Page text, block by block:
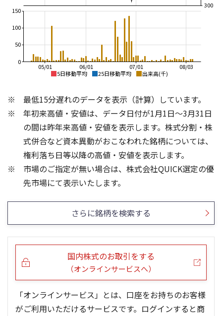
5日移動平均 25日移動平均 出来高(千)
08/03
07/01
06/01
05/01
300
0
50
100
150
13週移動平均 26週移動平均 出来高(千)
300
500
700
800
0
300
5ヶ月移動平均 25ヶ月移動平均 出来高(千)
200
800
1,000
1,200
1,400
1,600
0
1,500
最低15分遅れのデータを表示（計算）しています。
年初来高値・安値は、データ日付が1月1日～3月31日
の間は昨年来高値・安値を表示します。株式分割・株
式併合など資本異動がおこなわれた銘柄については、
権利落ち日等以降の高値・安値を表示します。
市場のご指定が無い場合は、株式会社QUICK選定の優
先市場にて表示いたします。
さらに銘柄を検索する
国内株式のお取引をする
（オンラインサービスへ）
「オンラインサービス」とは、口座をお持ちのお客様
がご利用いただけるサービスです。ログインすると商